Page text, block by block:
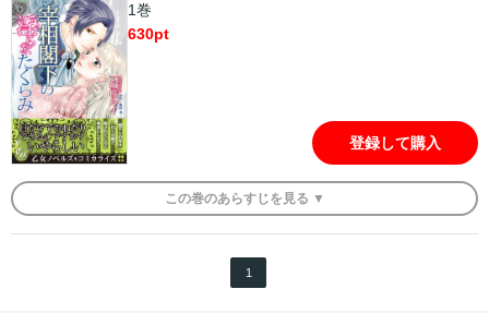
で誰にも相手にされず、婚約者も逃げだす娘の伴侶になるですっ
て？ 気おくれするクリスティーナだったが、彼の屋敷に連れてこ
られ、全身を余すところなく情熱的に愛撫されるうち、身も心も彼
に奪われてしまう。この婚約は彼にとって、弟の醜聞を誤魔化すた
めだけのもの。彼にはほかに好きな相手がいるというのに…。
1巻
630pt
登録して購入
この巻のあらすじを 見る ▼
1